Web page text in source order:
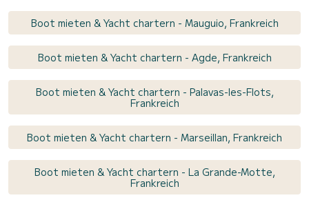
Boot mieten & Yacht chartern - Mauguio, Frankreich
Boot mieten & Yacht chartern - Agde, Frankreich
Boot mieten & Yacht chartern - Palavas-les-Flots,
Frankreich
Boot mieten & Yacht chartern - Marseillan, Frankreich
Boot mieten & Yacht chartern - La Grande-Motte,
Frankreich